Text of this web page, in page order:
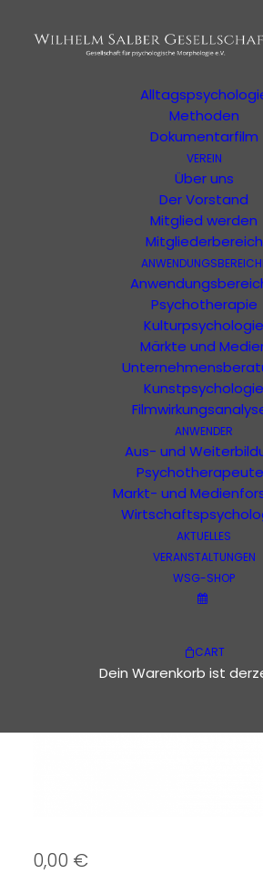
MORPHOLOGIE
Der Begründer
Methoden
Dokumentarfilm
VEREIN
Über uns
Der Vorstand
Mitglied werden
Mitgliederbereich
Psychotherapie
Kulturpsychologie
Märkte und
Kunstpsychologie
ANWENDER
Aus- und
Markt- und
AKTUELLES
VERANSTALTUNGEN
WSG-SHOP
CART
Dein Warenkorb ist
Filmische
In Der
Details zum
0,00 €